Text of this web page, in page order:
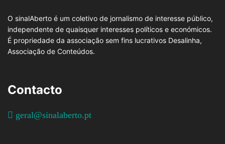
O sinalAberto é um coletivo de jornalismo de interesse público,
independente de quaisquer interesses políticos e económicos.
É propriedade da associação sem fins lucrativos Desalinha,
Associação de Conteúdos.
Contacto
geral@sinalaberto.pt